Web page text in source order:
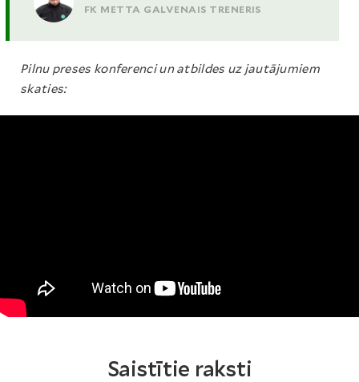
FK METTA GALVENAIS TRENERIS
Pilnu preses konferenci un atbildes uz jautājumiem
skaties:
Saistītie raksti